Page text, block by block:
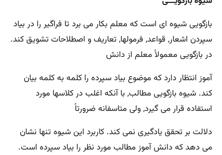
بازگویی شیوه ای است که معلم بکار می برد تا فراگیر را در بیاد
سپردن اشعار, قواعد, فرمولها, تعاریف و اصطلاحات تشویق کند.
در بازگویی معمولاً معلم از دانش
آموز انتظار دارد که موضوع بیاد سپرده را کلمه به کلمه بیان
کند. شیوه بازگویی مطالب, با آنکه اغلب در کلاسها مورد
استفاده قرار می گیرد, ولی متاسفانه ضرورتاً
دلالت بر تحقق یادگیری نمی کند. کاربرد این شیوه تنها نشان
می دهد که دانش آموز مطالب مورد نظر را بیاد سپرده است.